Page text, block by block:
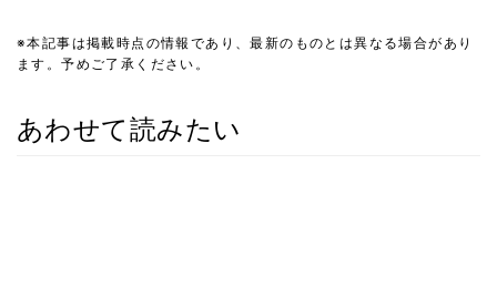
※本記事は掲載時点の情報であり、最新のものとは異なる場合があり
ます。予めご了承ください。
あわせて読みたい